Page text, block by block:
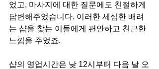
었고, 마사지에 대한 질문에도 친절하게
답변해주었습니다. 이러한 세심한 배려
는 샵을 찾는 이들에게 편안하고 친근한
느낌을 주었죠.
샵의 영업시간은 낮 12시부터 다음 날 오